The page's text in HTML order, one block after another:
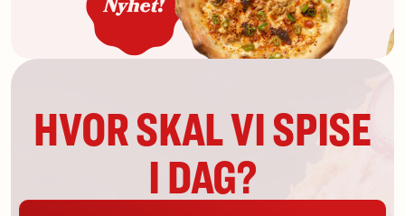
HVOR SKAL VI SPISE
I DAG?